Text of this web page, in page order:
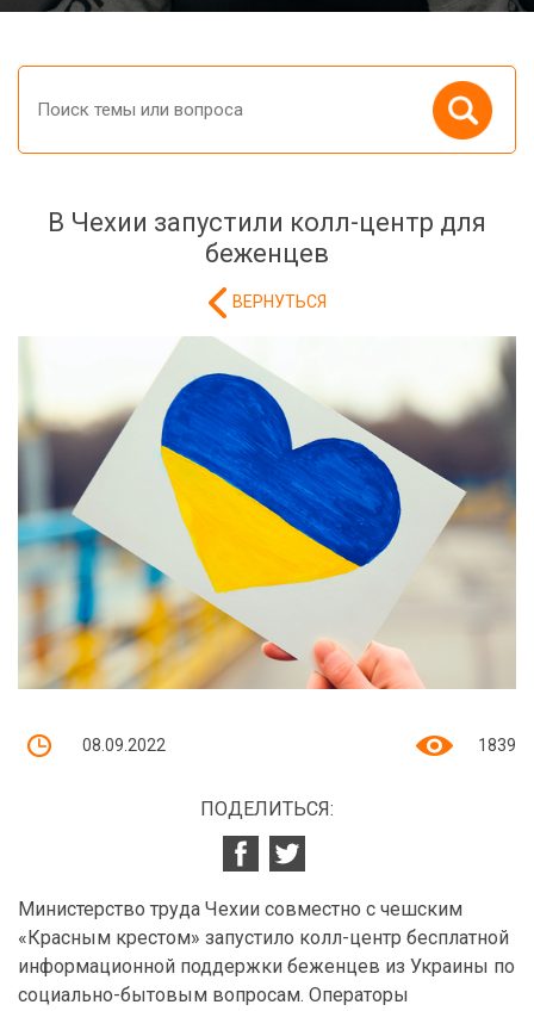
В Чехии запустили колл-центр для
беженцев
ВЕРНУТЬСЯ
08.09.2022 1839
ПОДЕЛИТЬСЯ:
Министерство труда Чехии совместно с чешским
«Красным крестом» запустило колл-центр бесплатной
информационной поддержки беженцев из Украины по
социально-бытовым вопросам. Операторы